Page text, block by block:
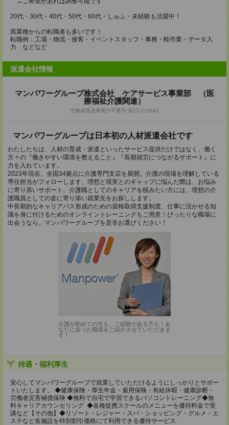
20代・30代・40代・50代・60代・しゅふ・未経験も活躍中！
異業種からの転職者も多いです！
転職例：工場・物流・接客・イベントスタッフ・事務・軽作業・データ入
力 などなど
派遣会社情報
マンパワーグループ株式会社 ケアサービス事業部 （医
療福祉介護関連）
労働者派遣事業許可番号:派13-315642
マンパワーグループは日本初の人材派遣会社です
わたしたちは、人材の育成・派遣といったサービス提供だけではなく、働く
方々の『働きやすい環境を整えること』『長期就労につながるサポート』に
力を入れています。
2023年現在、全国34拠点に介護専門支店を展開。介護の現場を理解している
専任担当がフォローします。理想と現実とのギャップに悩んだ際は、お悩み
に寄り添いサポート。介護職としてのキャリアを積みたい方には、理想の介
護職員としての姿に寄り添い就業先をお探しします。
中長期的なキャリアパス形成のための資格取得支援制度、仕事に活かせる知
識を身に付けるためのオンライントレーニングもご用意！ぴったりな職場に
出会うなら、マンパワーグループを是非お選びください！
介護が初めての方も、ご経験がある方も！あ
なたに合った職場をご紹介させていただきま
す！
待遇・福利厚生
安心してマンパワーグループで就業していただけるようにしっかりとサポー
トいたします。 ◆健康保険・厚生年金・雇用保険・有給休暇・健康診断・
労働者災害補償保険 ◆無料で自宅で学習できるパソコントレーニング◆無
料キャリアカウンセリング ◆各種提携スクールのメニューを優待料金で受
講など【その他】◆リゾート・レジャー・スパ・ショッピング・グルメ・エ
ステなど各施設を特別割引価格にて利用できる優待サービス